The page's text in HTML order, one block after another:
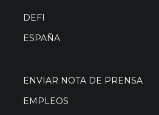
DEFI
ESPAÑA
ENVIAR NOTA DE PRENSA
EMPLEOS